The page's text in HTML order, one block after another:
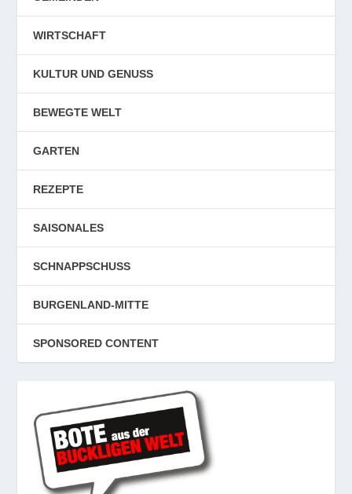
WIRTSCHAFT
KULTUR UND GENUSS
BEWEGTE WELT
GARTEN
REZEPTE
SAISONALES
SCHNAPPSCHUSS
BURGENLAND-MITTE
SPONSORED CONTENT